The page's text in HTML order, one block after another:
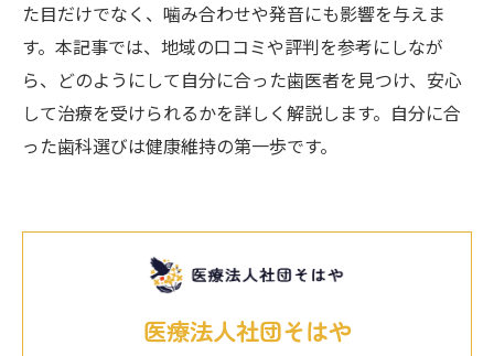
た目だけでなく、噛み合わせや発音にも影響を与えま
す。本記事では、地域の口コミや評判を参考にしなが
ら、どのようにして自分に合った歯医者を見つけ、安心
して治療を受けられるかを詳しく解説します。自分に合
った歯科選びは健康維持の第一歩です。
医療法人社団そはや